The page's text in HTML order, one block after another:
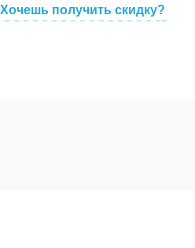
Хочешь получить скидку?